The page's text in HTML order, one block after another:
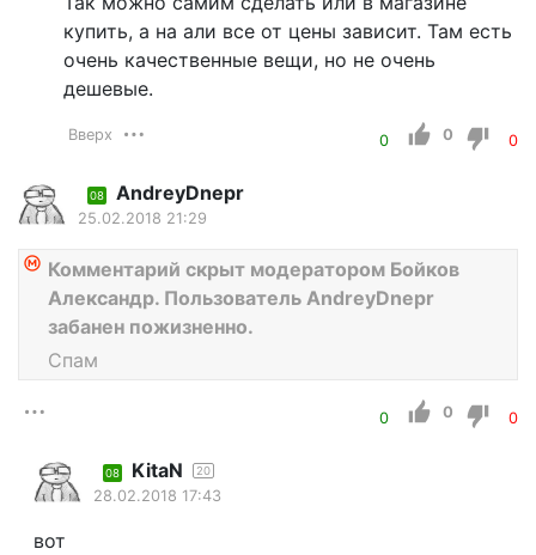
купить, а на али все от цены зависит. Там есть
очень качественные вещи, но не очень
дешевые.
Вверх 0 0 0
08 AndreyDnepr
25.02.2018 21:29
Комментарий скрыт модератором Бойков
Александр. Пользователь AndreyDnepr
забанен пожизненно.
Спам
0 0 0
08 KitaN 20
28.02.2018 17:43
вот